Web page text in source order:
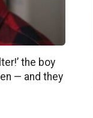
the boy
— and they